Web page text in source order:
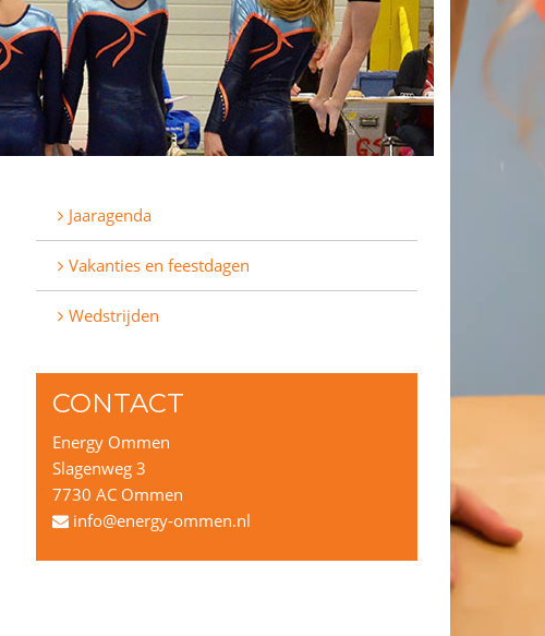
Jaaragenda
Vakanties en feestdagen
Wedstrijden
CONTACT
Energy Ommen
Slagenweg 3
7730 AC Ommen
info@energy-ommen.nl